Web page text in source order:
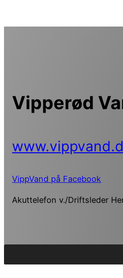
Vipperød
VippVand på Facebook
Akuttelefon v./Driftsleder